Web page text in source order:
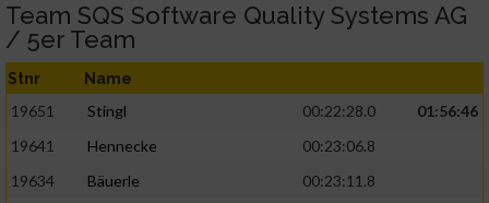
Team SQS Software Quality Systems AG
/ 5er Team
Stnr Name
19651 Stingl 00:22:28.0
01:56:46
19641
Hennecke
00:23:06.8
19634
Bäuerle
00:23:11.8